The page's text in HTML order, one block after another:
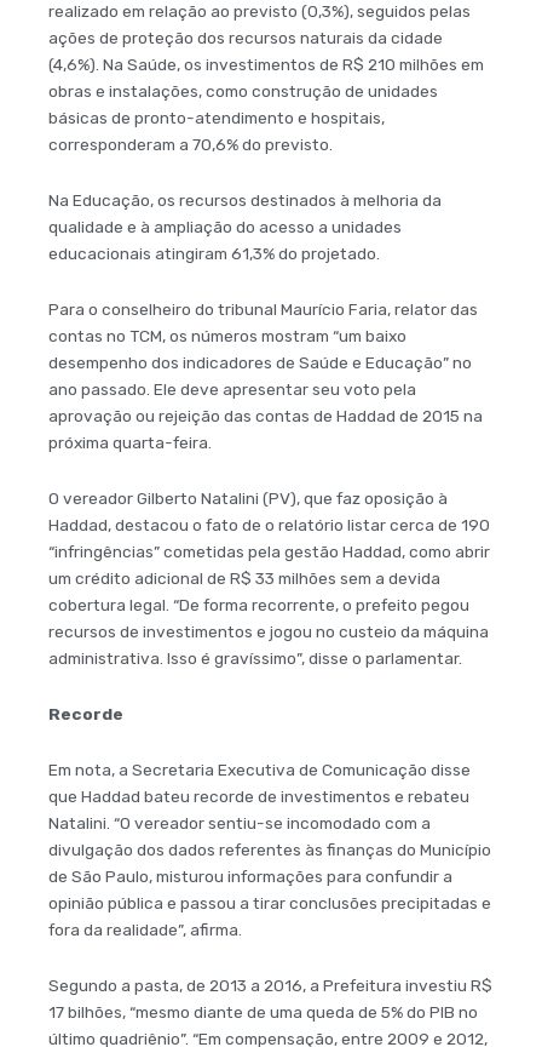
realizado em relação ao previsto (0,3%), seguidos pelas
ações de proteção dos recursos naturais da cidade
(4,6%). Na Saúde, os investimentos de R$ 210 milhões em
obras e instalações, como construção de unidades
básicas de pronto-atendimento e hospitais,
corresponderam a 70,6% do previsto.
Na Educação, os recursos destinados à melhoria da
qualidade e à ampliação do acesso a unidades
educacionais atingiram 61,3% do projetado.
Para o conselheiro do tribunal Maurício Faria, relator das
contas no TCM, os números mostram “um baixo
desempenho dos indicadores de Saúde e Educação” no
ano passado. Ele deve apresentar seu voto pela
aprovação ou rejeição das contas de Haddad de 2015 na
próxima quarta-feira.
O vereador Gilberto Natalini (PV), que faz oposição à
Haddad, destacou o fato de o relatório listar cerca de 190
“infringências” cometidas pela gestão Haddad, como abrir
um crédito adicional de R$ 33 milhões sem a devida
cobertura legal. “De forma recorrente, o prefeito pegou
recursos de investimentos e jogou no custeio da máquina
administrativa. Isso é gravíssimo”, disse o parlamentar.
Recorde
Em nota, a Secretaria Executiva de Comunicação disse
que Haddad bateu recorde de investimentos e rebateu
Natalini. “O vereador sentiu-se incomodado com a
divulgação dos dados referentes às finanças do Município
de São Paulo, misturou informações para confundir a
opinião pública e passou a tirar conclusões precipitadas e
fora da realidade”, afirma.
Segundo a pasta, de 2013 a 2016, a Prefeitura investiu R$
17 bilhões, “mesmo diante de uma queda de 5% do PIB no
último quadriênio”. “Em compensação, entre 2009 e 2012,